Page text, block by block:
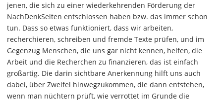
jenen, die sich zu einer wiederkehrenden Förderung der
NachDenkSeiten entschlossen haben bzw. das immer schon
tun. Dass so etwas funktioniert, dass wir arbeiten,
recherchieren, schreiben und fremde Texte prüfen, und im
Gegenzug Menschen, die uns gar nicht kennen, helfen, die
Arbeit und die Recherchen zu finanzieren, das ist einfach
großartig. Die darin sichtbare Anerkennung hilft uns auch
dabei, über Zweifel hinwegzukommen, die dann entstehen,
wenn man nüchtern prüft, wie verrottet im Grunde die